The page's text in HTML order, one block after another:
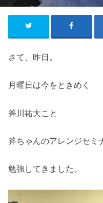
さて、昨日。
月曜日は今をときめく
斧川祐大こと
斧ちゃんのアレンジセミ
勉強してきました。